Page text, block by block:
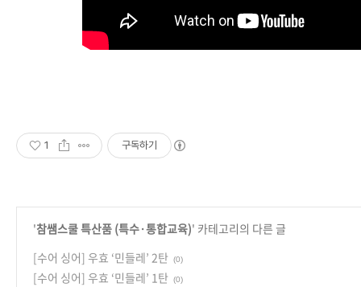
1 구독하기
'참쌤스쿨 특산품 (특수·통합교육)' 카테고리의 다른 글
[수어 싱어] 우효 ‘민들레’ 2탄
(0)
[수어 싱어] 우효 ‘민들레’ 1탄 (0)